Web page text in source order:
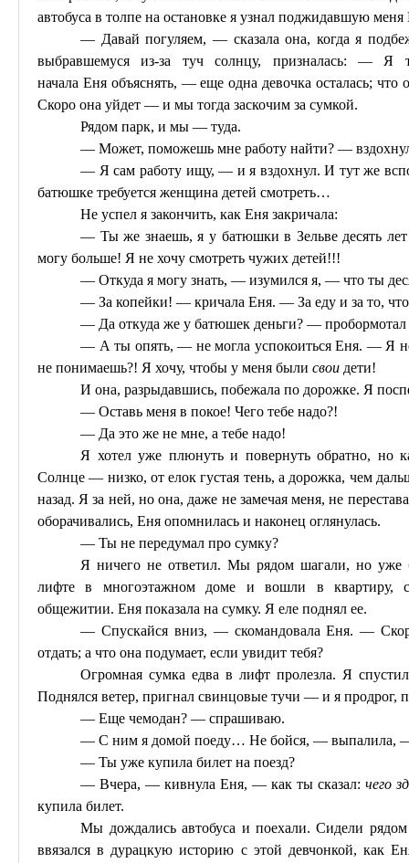
автобуса в толпе на остановке я узнал поджидавшую меня
— Давай погуляем, — сказала она, когда я
выбравшемуся из-за туч солнцу, призналась: —
начала Еняобъяснять, — еще одна девочка осталась; что
Скоро она уйдет — и мы тогда заскочим за сумкой.
Рядом парк, и мы — туда.
— Может, поможешь мне работу найти? —
— Я сам работу ищу, — и я вздохнул. И тут же
батюшке требуется женщина детей смотреть…
Не успел я закончить, какЕня закричала:
— Ты же знаешь, я у батюшки в Зельве десять
могу больше! Я не хочу смотреть чужих детей!!!
— Откуда я могу знать, — изумился я, — что ты
— За копейки! — кричалаЕня. — За еду и за то,
— Да откуда же у батюшек деньги? —
— А ты опять, — не могла успокоитьсяЕня. — Я
не понимаешь?! Я хочу, чтобы у меня были свои дети!
И она, разрыдавшись, побежала по дорожке. Я
— Оставь меня в покое! Чего тебе надо?!
— Да это же не мне, а тебе надо!
Я хотел уже плюнуть и повернуть обратно, но
Солнце — низко, от елок густая тень, а дорожка, чем
назад. Я за ней, но она, даже не замечая меня, не
оборачивались, Еня опомнилась и наконец оглянулась.
— Ты не передумал про сумку?
Я ничего не ответил. Мы рядом шагали, но уже
лифте в многоэтажном доме и вошли в квартиру,
общежитии. Еня показала на сумку. Я еле поднял ее.
— Спускайся вниз, — скомандовалаЕня. —
отдать; а что она подумает, если увидит тебя?
Огромная сумка едва в лифт пролезла. Я
Поднялся ветер, пригнал свинцовые тучи — и я продрог,
— Еще чемодан? — спрашиваю.
— С ним я домой поеду… Не бойся, — выпалила,
— Ты уже купила билет на поезд?
— Вчера, — кивнула Еня, — как ты сказал: чего
купила билет.
Мы дождались автобуса и поехали. Сидели
ввязался в дурацкую историю с этой девчонкой, как